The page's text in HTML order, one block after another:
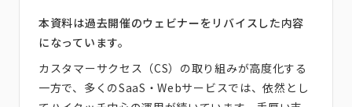
本資料は過去開催のウェビナーをリバイスした内容
になっています。
カスタマーサクセス（CS）の取り組みが高度化する
一方で、多くのSaaS・Webサービスでは、依然とし